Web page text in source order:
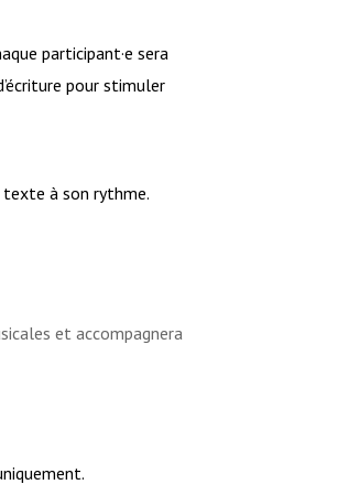
participant·e sera
pour stimuler
texte à son rythme.
et accompagnera